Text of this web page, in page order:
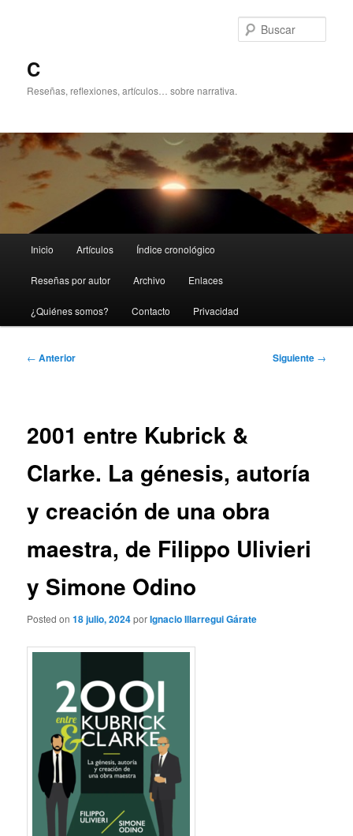
C
Reseñas, reflexiones, artículos… sobre narrativa.
principal
Inicio Artículos Índice cronológico
Reseñas por autor Archivo Enlaces
¿Quiénes somos? Contacto Privacidad
Navegación
← Anterior Siguiente →
2001 entre Kubrick &
Clarke. La génesis, autoría
y creación de una obra
maestra, de Filippo Ulivieri
y Simone Odino
Posted on18 julio, 2024porIgnacio Illarregui Gárate